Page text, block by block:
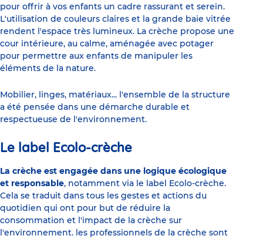
pour offrir à vos enfants un cadre rassurant et serein.
L'utilisation de couleurs claires et la grande baie vitrée
rendent l'espace très lumineux. La crèche propose une
cour intérieure, au calme, aménagée avec potager
pour permettre aux enfants de manipuler les
éléments de la nature.
Mobilier, linges, matériaux... l'ensemble de la structure
a été pensée dans une démarche durable et
respectueuse de l'environnement.
Le label Ecolo-crèche
La crèche est engagée dans une logique écologique
et responsable, notamment via le label Ecolo-crèche.
Cela se traduit dans tous les gestes et actions du
quotidien qui ont pour but de réduire la
consommation et l'impact de la crèche sur
l'environnement. les professionnels de la crèche sont